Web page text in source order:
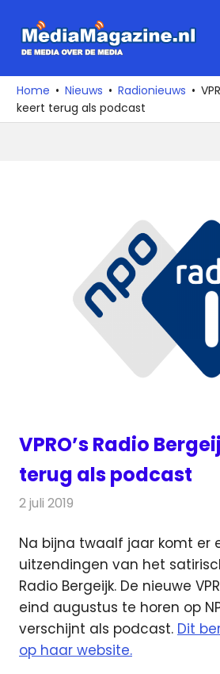
naar
media
over
de
Home Nieuws Radionieuws
keert terug als podcast
VPRO’s Radio
terug als podcast
2 juli 2019
Na bijna twaalf jaar komt er
uitzendingen van het
Radio Bergeijk. De nieuwe
eind augustus te horen op
verschijnt als podcast. Dit
op haar website.